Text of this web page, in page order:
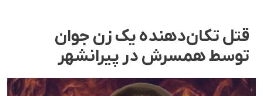
قتل تکان‌دهنده یک زن جوان
توسط همسرش در پیرانشهر